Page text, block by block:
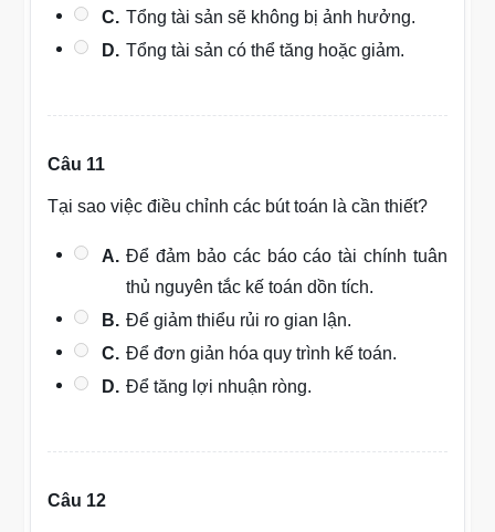
C. Tổng tài sản sẽ không bị ảnh hưởng.
D. Tổng tài sản có thể tăng hoặc giảm.
Câu 11
Tại sao việc điều chỉnh các bút toán là cần thiết?
A. Để đảm bảo các báo cáo tài chính tuân
thủ nguyên tắc kế toán dồn tích.
B. Để giảm thiểu rủi ro gian lận.
C. Để đơn giản hóa quy trình kế toán.
D. Để tăng lợi nhuận ròng.
Câu 12